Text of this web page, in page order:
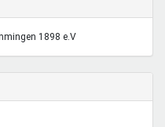
1898 e.V